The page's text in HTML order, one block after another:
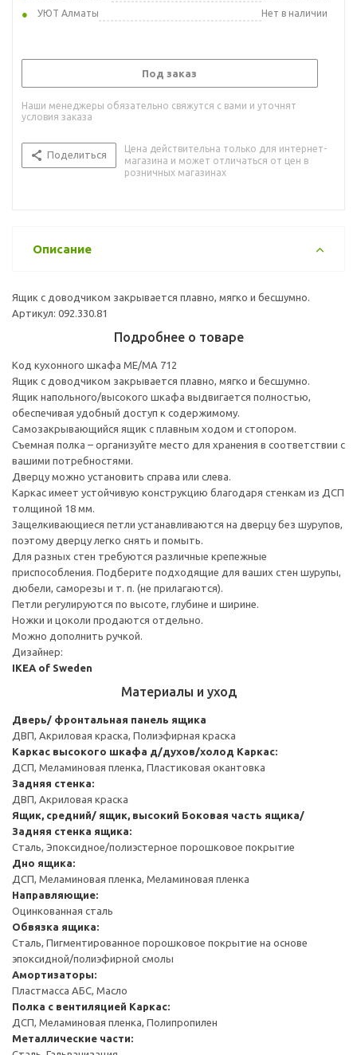
УЮТ Алматы
Нет в наличии
Под заказ
Наши менеджеры обязательно свяжутся с вами и уточнят
условия заказа
Поделиться
Цена действительна только для интернет-
магазина и может отличаться от цен в
розничных магазинах
Описание
Ящик с доводчиком закрывается плавно, мягко и бесшумно.
Артикул: 092.330.81
Подробнее о товаре
Код кухонного шкафа ME/MA 712
Ящик с доводчиком закрывается плавно, мягко и бесшумно.
Ящик напольного/высокого шкафа выдвигается полностью,
обеспечивая удобный доступ к содержимому.
Cамозакрывающийся ящик с плавным ходом и стопором.
Съемная полка – организуйте место для хранения в соответствии с
вашими потребностями.
Дверцу можно установить справа или слева.
Каркас имеет устойчивую конструкцию благодаря стенкам из ДСП
толщиной 18 мм.
Защелкивающиеся петли устанавливаются на дверцу без шурупов,
поэтому дверцу легко снять и помыть.
Для разных стен требуются различные крепежные
приспособления. Подберите подходящие для ваших стен шурупы,
дюбели, саморезы и т. п. (не прилагаются).
Петли регулируются по высоте, глубине и ширине.
Ножки и цоколи продаются отдельно.
Можно дополнить ручкой.
Дизайнер:
IKEA of Sweden
Материалы и уход
Дверь/ фронтальная панель ящика
ДВП, Акриловая краска, Полиэфирная краска
Каркас высокого шкафа д/духов/холод Каркас:
ДСП, Меламиновая пленка, Пластиковая окантовка
Задняя стенка:
ДВП, Акриловая краска
Ящик, средний/ ящик, высокий Боковая часть ящика/
Задняя стенка ящика:
Сталь, Эпоксидное/полиэстерное порошковое покрытие
Дно ящика:
ДСП, Меламиновая пленка, Меламиновая пленка
Направляющие:
Оцинкованная сталь
Обвязка ящика:
Сталь, Пигментированное порошковое покрытие на основе
эпоксидной/полиэфирной смолы
Амортизаторы:
Пластмасса АБС, Масло
Полка с вентиляцией Каркас:
ДСП, Меламиновая пленка, Полипропилен
Металлические части: